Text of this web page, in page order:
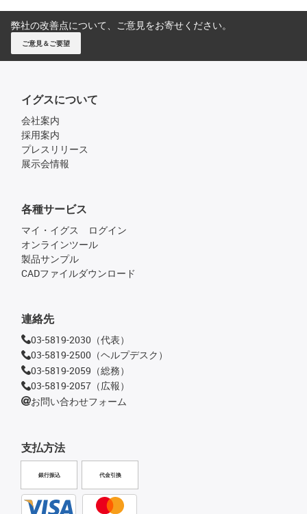
弊社の改善点について、ご意見をお寄せください。
ご意見＆ご要望
イグスについて
会社案内
採用案内
プレスリリース
展示会情報
支払方法
銀行振込 代金引換
各種サービス
マイ・イグス ログイン
オンラインツール
製品サンプル
CADファイルダウンロード
連絡先
03-5819-2030（代表）
03-5819-2500（ヘルプデスク）
03-5819-2059（総務）
03-5819-2057（広報）
お問い合わせフォーム